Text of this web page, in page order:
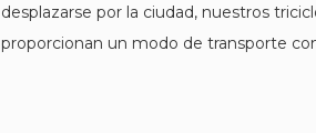
desplazarse por la ciudad, nuestros
proporcionan un modo de transporte